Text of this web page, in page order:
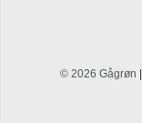
© 2026 Gågrøn